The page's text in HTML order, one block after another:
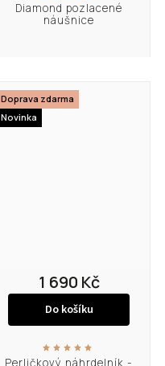
Diamond pozlacené
náušnice
Novinka
Doprava zdarma
Perličkový náhrdelník -
1 690 Kč
Do košíku